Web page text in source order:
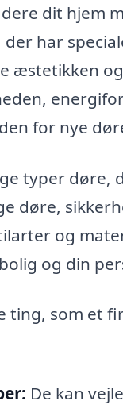
dit hjem
har
æstetikken
for nye
typer døre,
døre,
og
og din
ting, som et
De kan